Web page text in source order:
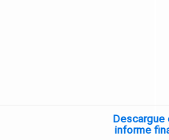
Descargue
informe